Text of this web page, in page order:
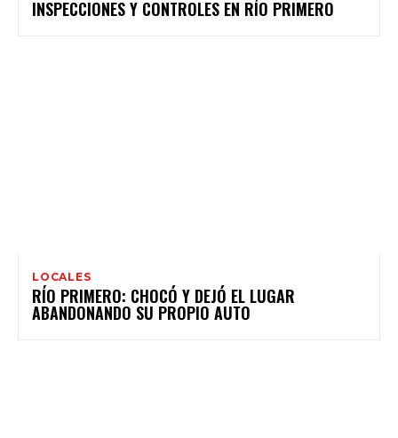
INSPECCIONES Y CONTROLES EN RÍO PRIMERO
LOCALES
RÍO PRIMERO: CHOCÓ Y DEJÓ EL LUGAR
ABANDONANDO SU PROPIO AUTO